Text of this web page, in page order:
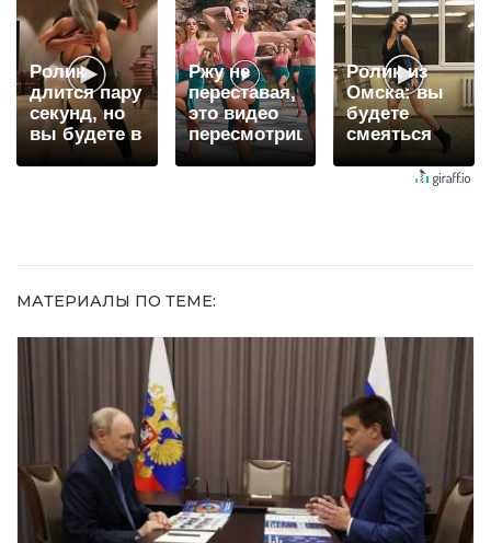
видят...
Ролик
длится пару
секунд, но
вы будете в
шоке от
Ржу не
переставая,
это видео
пересмотришь
не раз
Ролик из
Омска: вы
будете
смеяться
долго
МАТЕРИАЛЫ ПО ТЕМЕ: